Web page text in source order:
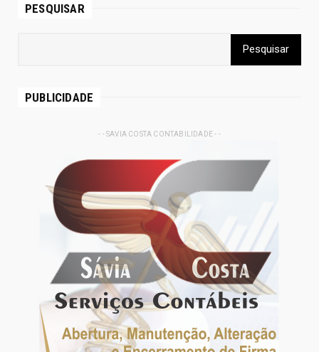
PESQUISAR
PUBLICIDADE
- - SAVIA COSTA CONTABILIDADE - -